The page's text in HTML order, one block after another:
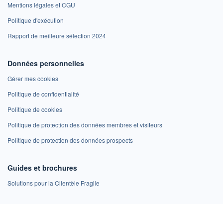
Mentions légales et CGU
Politique d'exécution
Rapport de meilleure sélection 2024
Données personnelles
Gérer mes cookies
Politique de confidentialité
Politique de cookies
Politique de protection des données membres et visiteurs
Politique de protection des données prospects
Guides et brochures
Solutions pour la Clientèle Fragile